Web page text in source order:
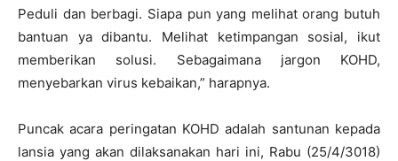
Peduli dan berbagi. Siapa pun yang melihat orang butuh
bantuan ya dibantu. Melihat ketimpangan sosial, ikut
memberikan solusi. Sebagaimana jargon KOHD,
menyebarkan virus kebaikan,” harapnya.
Puncak acara peringatan KOHD adalah santunan kepada
lansia yang akan dilaksanakan hari ini, Rabu (25/4/3018)